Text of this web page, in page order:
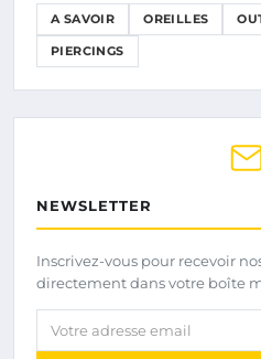
A SAVOIR OREILLES
PIERCINGS
NEWSLETTER
Inscrivez-vous pour recevoir
directement dans votre boîte
Votre adresse email